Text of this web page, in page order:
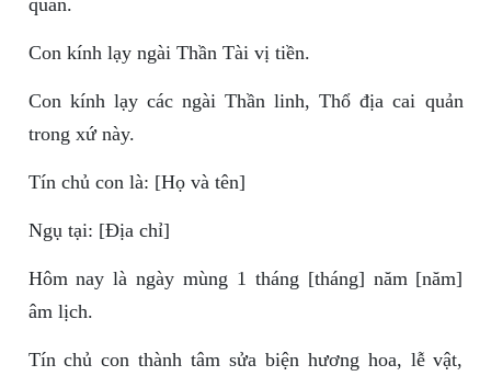
quân.
Con kính lạy ngài Thần Tài vị tiền.
Con kính lạy các ngài Thần linh, Thổ địa cai quản
trong xứ này.
Tín chủ con là: [Họ và tên]
Ngụ tại: [Địa chỉ]
Hôm nay là ngày mùng 1 tháng [tháng] năm [năm]
âm lịch.
Tín chủ con thành tâm sửa biện hương hoa, lễ vật,